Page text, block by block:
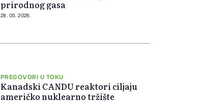
prirodnog gasa
28. 05. 2026.
PREGOVORI U TOKU
Kanadski CANDU reaktori ciljaju
američko nuklearno tržište